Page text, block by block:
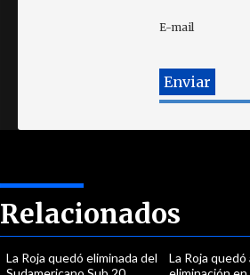
E-mail
Relacionados
La Roja quedó eliminada del
La Roja